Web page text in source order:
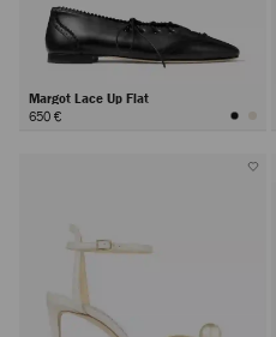
Margot Lace Up Flat
650 €